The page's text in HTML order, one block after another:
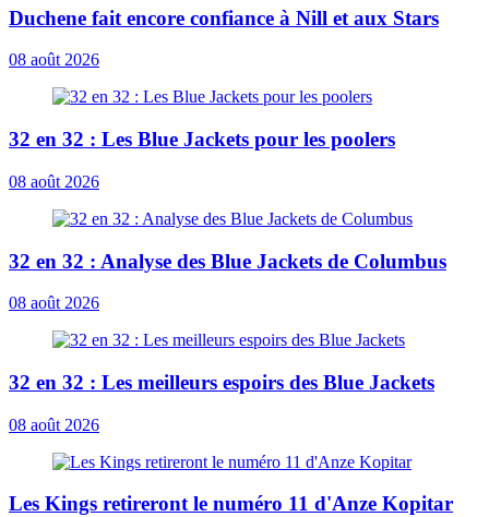
Duchene fait encore confiance à Nill et aux Stars
08 août 2026
32 en 32 : Les Blue Jackets pour les poolers
08 août 2026
32 en 32 : Analyse des Blue Jackets de Columbus
08 août 2026
32 en 32 : Les meilleurs espoirs des Blue Jackets
08 août 2026
Les Kings retireront le numéro 11 d'Anze Kopitar